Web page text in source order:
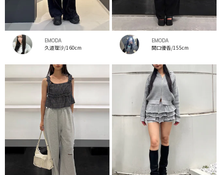
EMODA
久道理沙/160cm
EMODA
関口優香/155cm